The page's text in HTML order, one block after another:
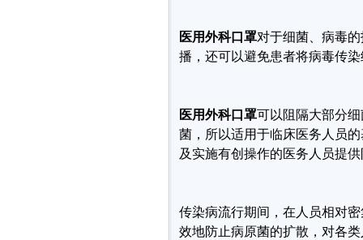
医用外科口罩对于细菌、病毒
播，还可以避免患者将病毒传
医用外科口罩可以阻隔大部分
菌，所以适用于临床医务人员
及实施有创操作的医务人员提
传染病流行期间，在人员相对
效地防止病原菌的扩散，对各